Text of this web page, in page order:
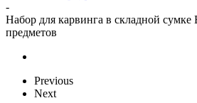
-
Набор для карвинга в складной сумке
предметов
Previous
Next